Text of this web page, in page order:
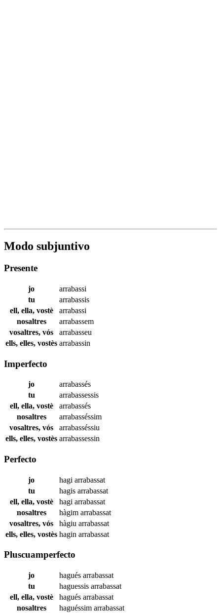
Modo subjuntivo
Presente
jo
arrabassi
tu
arrabassis
ell, ella, vostè
arrabassi
nosaltres
arrabassem
vosaltres, vós
arrabasseu
ells, elles, vostès arrabassin
Imperfecto
jo
arrabassés
tu
arrabassessis
ell, ella, vostè
arrabassés
nosaltres
arrabasséssim
vosaltres, vós
arrabasséssiu
ells, elles, vostès arrabassessin
Perfecto
jo hagi arrabassat
tu
hagis arrabassat
ell, ella, vostè
hagi arrabassat
nosaltres
hàgim arrabassat
vosaltres, vós
hàgiu arrabassat
ells, elles, vostès hagin arrabassat
Pluscuamperfecto
jo hagués arrabassat
tu
haguessis arrabassat
ell, ella, vostè
hagués arrabassat
nosaltres
haguéssim arrabassat